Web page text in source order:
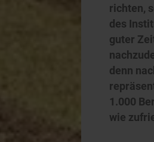
richten,
des
guter
denn
1.000
wie